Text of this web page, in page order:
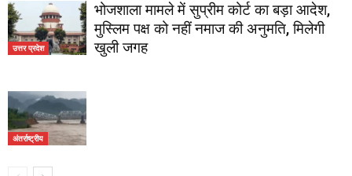
उत्तर प्रदेश
भोजशाला मामले में सुप्रीम कोर्ट का बड़ा आदेश,
मुस्लिम पक्ष को नहीं नमाज की अनुमति, मिलेगी
खुली जगह
अंतर्राष्ट्रीय